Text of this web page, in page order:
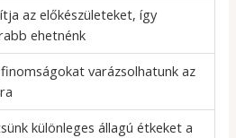
az előkészületeket, így
ehetnénk
varázsolhatunk az
különleges állagú étkeket a